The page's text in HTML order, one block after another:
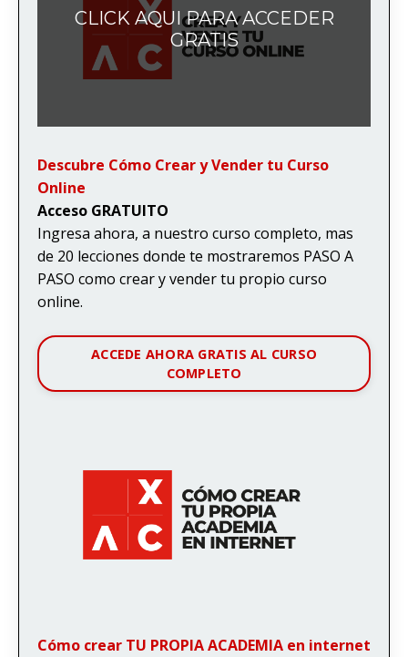
CLICK AQUI PARA ACCEDER
GRATIS
Descubre Cómo Crear y Vender tu Curso
Online
Acceso GRATUITO
Ingresa ahora, a nuestro curso completo, mas
de 20 lecciones donde te mostraremos PASO A
PASO como crear y vender tu propio curso
online.
ACCEDE AHORA GRATIS AL CURSO
COMPLETO
Cómo crear TU PROPIA ACADEMIA en internet